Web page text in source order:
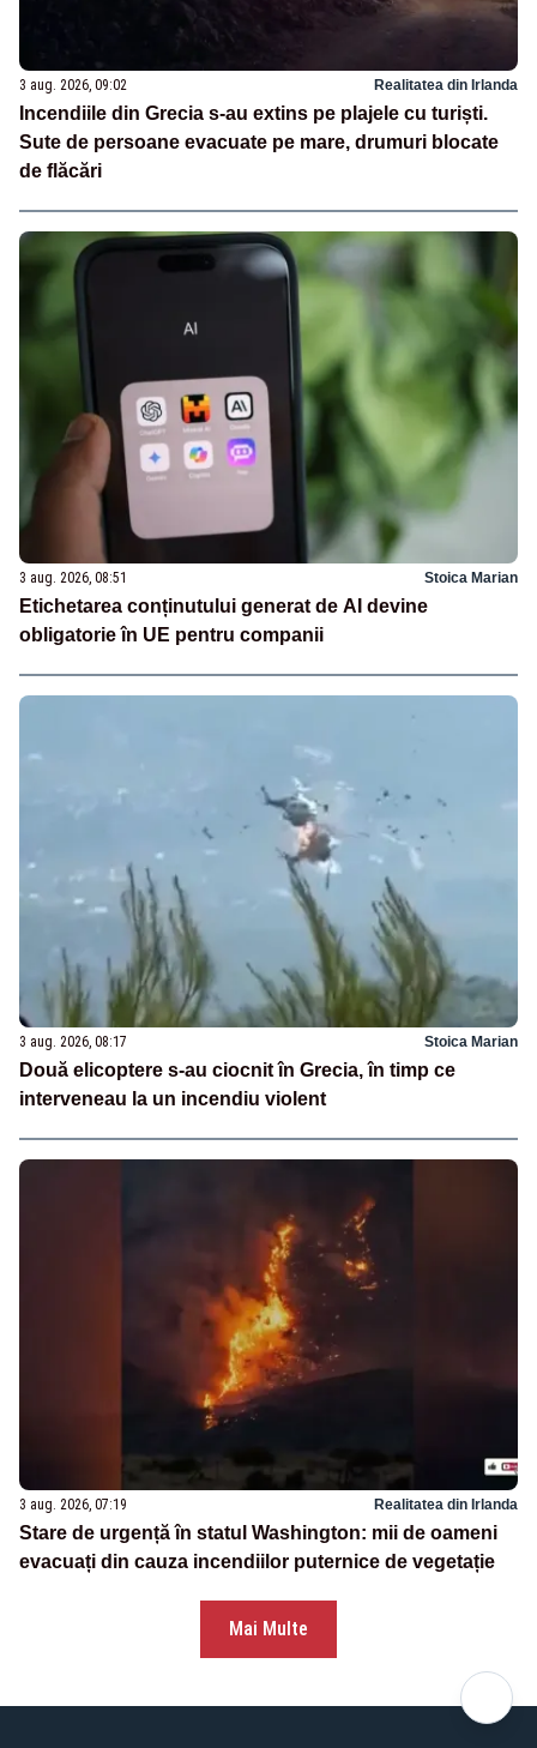
3 aug. 2026, 09:02 Realitatea din Irlanda
Incendiile din Grecia s-au extins pe plajele cu turiști.
Sute de persoane evacuate pe mare, drumuri blocate
de flăcări
3 aug. 2026, 08:51 Stoica Marian
Etichetarea conținutului generat de AI devine
obligatorie în UE pentru companii
3 aug. 2026, 08:17 Stoica Marian
Două elicoptere s-au ciocnit în Grecia, în timp ce
interveneau la un incendiu violent
3 aug. 2026, 07:19 Realitatea din Irlanda
Stare de urgență în statul Washington: mii de oameni
evacuați din cauza incendiilor puternice de vegetație
Mai Multe